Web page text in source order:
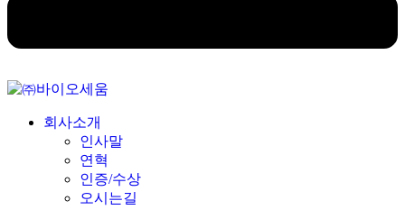
회사소개
인사말
연혁
인증/수상
오시는길